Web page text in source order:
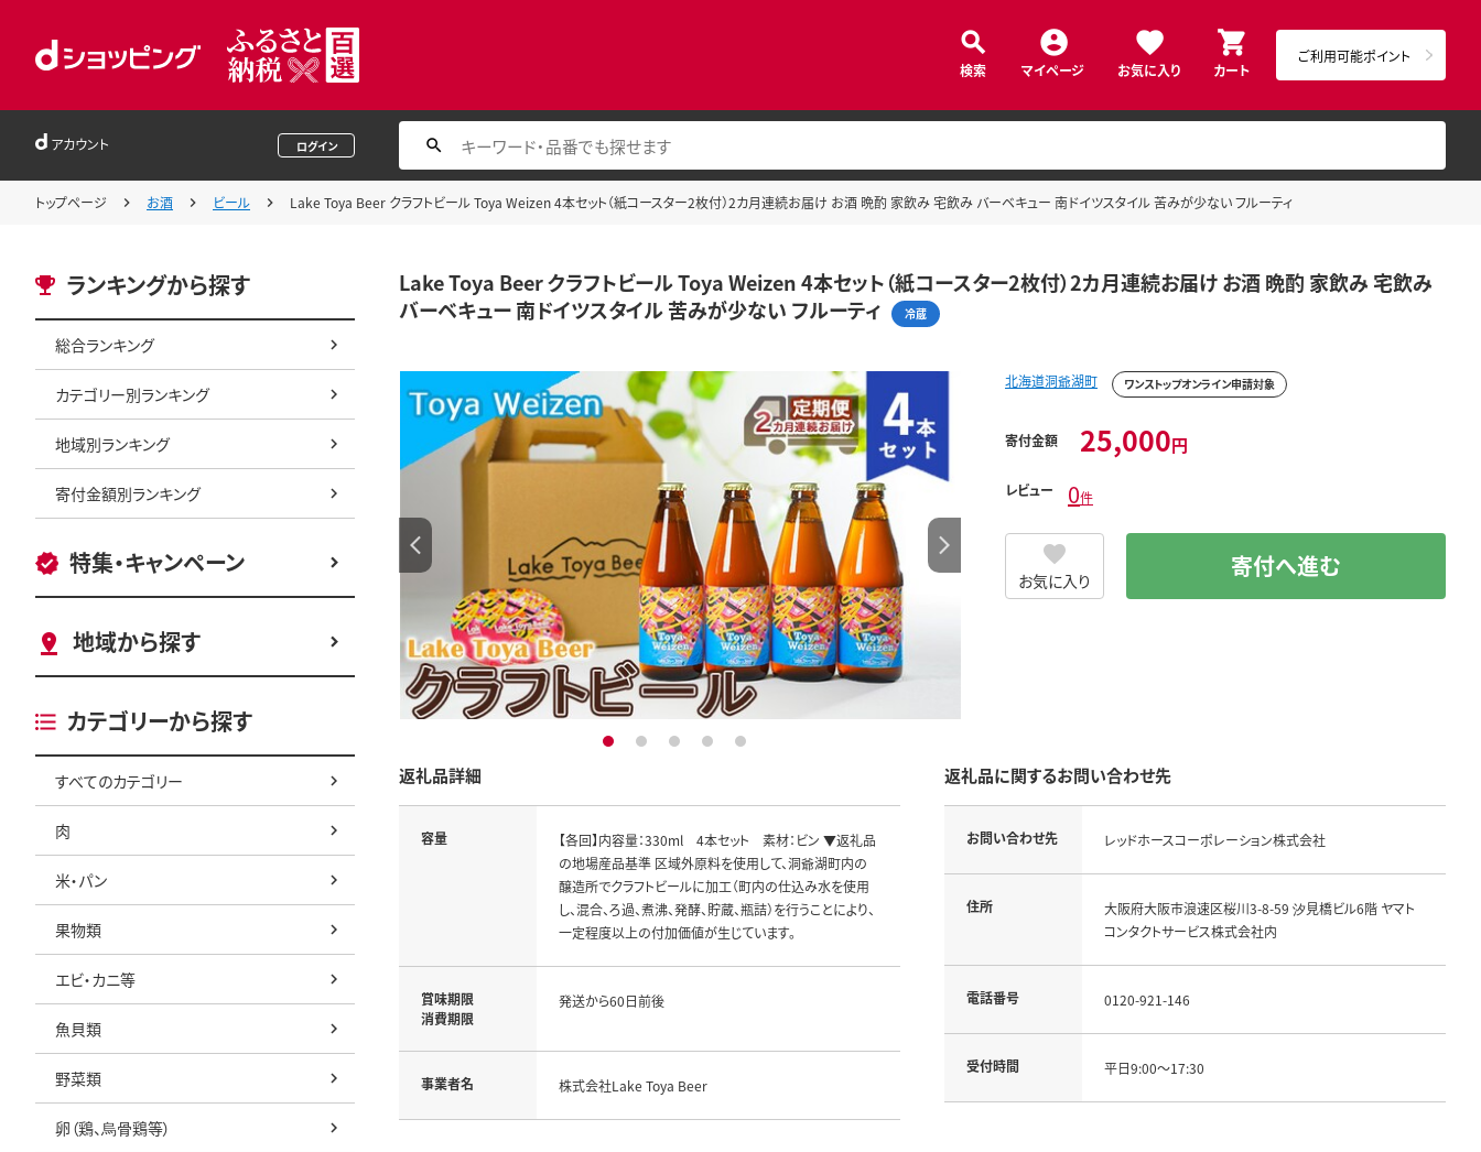
検索 マイページ お気に入り カート
ご利用可能ポイント
アカウント ログイン
トップページ お酒 ビール Lake Toya Beer クラフトビール Toya Weizen 4本セット（紙コースター2枚付）2カ月連続お届け お酒 晩酌 家飲み 宅飲み バーベキュー 南ドイツスタイル 苦みが少ない フルーティ
ランキングから探す
総合ランキング
カテゴリー別ランキング
地域別ランキング
寄付金額別ランキング
特集・キャンペーン
地域から探す
カテゴリーから探す
すべてのカテゴリー
肉
米・パン
果物類
エビ・カニ等
魚貝類
野菜類
卵（鶏、烏骨鶏等）
Lake Toya Beer クラフトビール Toya Weizen 4本セット（紙コースター2枚付）2カ月連続お届け お酒 晩酌 家飲み 宅飲み
バーベキュー 南ドイツスタイル 苦みが少ない フルーティ
冷蔵
1 2 3 4 5
北海道洞爺湖町 ワンストップオンライン申請対象
寄付金額 25,000円
レビュー 0件
お気に入り 寄付へ進む
返礼品詳細
容量
【各回】内容量：330ml 4本セット 素材：ビン ▼返礼品
の地場産品基準 区域外原料を使用して、洞爺湖町内の
醸造所でクラフトビールに加工（町内の仕込み水を使用
し、混合、ろ過、煮沸、発酵、貯蔵、瓶詰）を行うことにより、
一定程度以上の付加価値が生じています。
賞味期限
消費期限
発送から60日前後
事業者名 株式会社Lake Toya Beer
返礼品に関するお問い合わせ先
お問い合わせ先 レッドホースコーポレーション株式会社
住所
大阪府大阪市浪速区桜川3-8-59 汐見橋ビル6階 ヤマト
コンタクトサービス株式会社内
電話番号 0120-921-146
受付時間 平日9:00～17:30